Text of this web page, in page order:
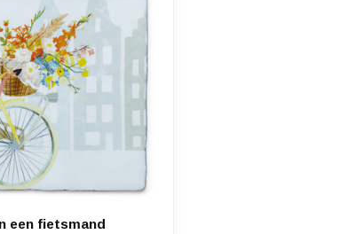
een fietsmand